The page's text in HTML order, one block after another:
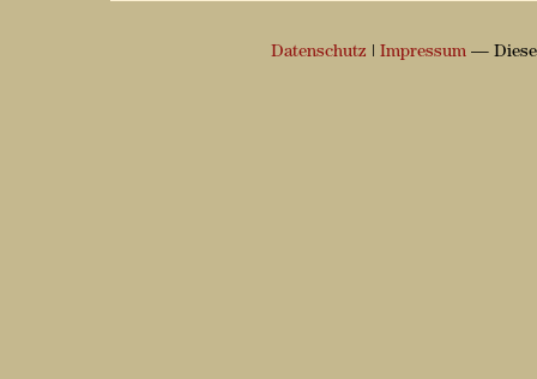
Datenschutz Impressum— Diese